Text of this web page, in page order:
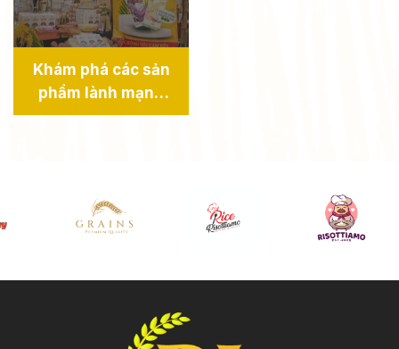
Khám phá các sản
phẩm lành mạnh
của Bông Lúa Food